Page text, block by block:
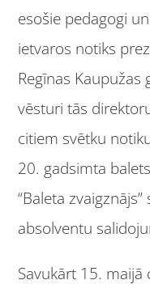
esošie pedagogi
ietvaros notiks
Regīnas
vēsturi tās
citiem svētku
20. gadsimta
“Baleta
absolventu
Savukārt 15. maijā